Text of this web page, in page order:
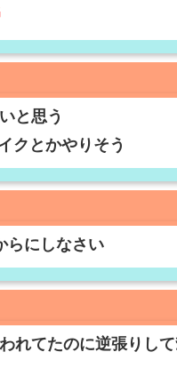
と思う
クとかやりそう
らにしなさい
れてたのに逆張りし